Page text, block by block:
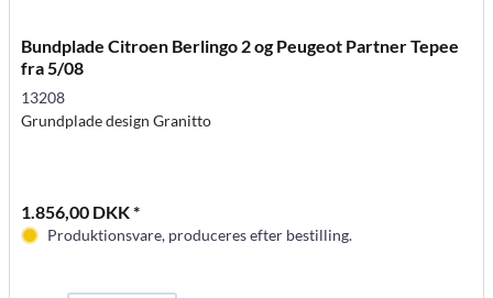
Bundplade Citroen Berlingo 2 og Peugeot Partner Tepee
fra 5/08
13208
Grundplade design Granitto
1.856,00 DKK *
Produktionsvare, produceres efter bestilling.